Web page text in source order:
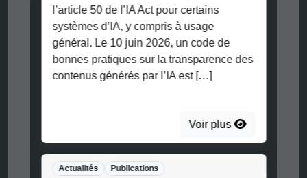
l’article 50 de l’IA Act pour certains
systèmes d’IA, y compris à usage
général. Le 10 juin 2026, un code de
bonnes pratiques sur la transparence des
contenus générés par l’IA est […]
Voir plus
Actualités Publications